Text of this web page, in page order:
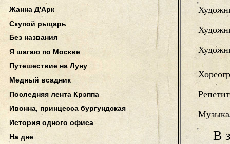
В
Жанна Д'Арк
Скупой рыцарь
Без названия
Я шагаю по Москве
Путешествие на Луну
Медный всадник
Последняя лента Крэппа
Ивонна, принцесса бургундская
История одного офиса
На дне